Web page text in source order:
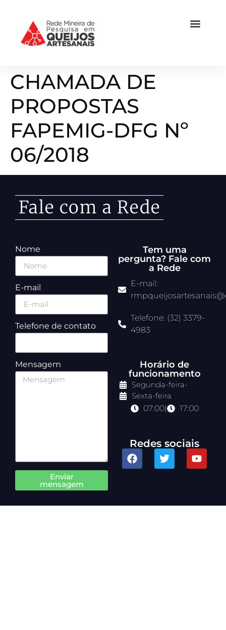
CHAMADA DE
PROPOSTAS
FAPEMIG-DFG Nº
06/2018
Fale com a Rede
Nome
E-mail
Telefone de contato
Mensagem
Enviar
mensagem
Tem uma
pergunta? Fale com
a Rede
E-mail:
Telefone: (32) 3379-
4983
Horário de
funcionamento
Segunda-feira-
Sexta-feira
07:00| 17:00
Redes sociais